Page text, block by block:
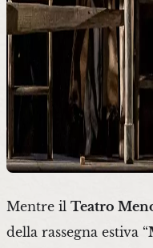
Mentre il Teatro
della rassegna estiva “